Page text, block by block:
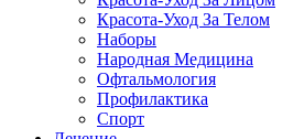
Красота-Уход За Телом
Наборы
Народная Медицина
Офтальмология
Профилактика
Спорт